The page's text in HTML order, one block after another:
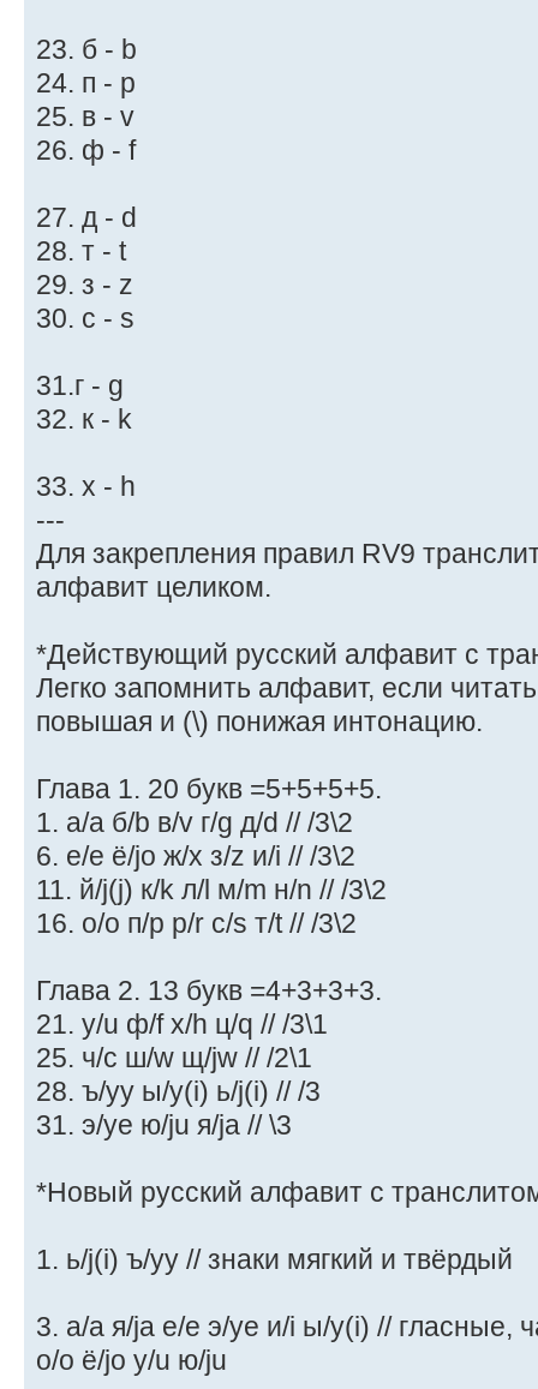
23. б - b
24. п - p
25. в - v
26. ф - f
27. д - d
28. т - t
29. з - z
30. с - s
31.г - g
32. к - k
33. х - h
---
Для закрепления правил RV9
алфавит целиком.
*Действующий русский алфавит с
Легко запомнить алфавит, если
повышая и (\) понижая интонацию.
Глава 1. 20 букв =5+5+5+5.
1. а/a б/b в/v г/g д/d // /3\2
6. е/e ё/jo ж/x з/z и/i // /3\2
11. й/j(j) к/k л/l м/m н/n // /3\2
16. о/o п/p р/r с/s т/t // /3\2
Глава 2. 13 букв =4+3+3+3.
21. у/u ф/f х/h ц/q // /3\1
25. ч/c ш/w щ/jw // /2\1
28. ъ/yy ы/y(i) ь/j(i) // /3
31. э/ye ю/ju я/ja // \3
*Новый русский алфавит с
1. ь/j(i) ъ/yy // знаки мягкий и твёрдый
3. а/a я/ja е/e э/ye и/i ы/y(i) // гласные,
о/o ё/jo у/u ю/ju